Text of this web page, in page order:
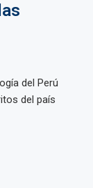
del Perú
del país